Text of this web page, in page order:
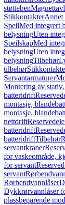
støtteben
StikkontakterAnnet
SpeilMed integrert
belysningUten
SpeilskapMed
belysningUten
belysningTilbehør
tilbehør
Servantarmaturer
Montering av
batteridrift
montasje,
montasje,
nettdrift
batteridrift
batteridriftTilbehør
servantkraner
for vaskeområde,
for servant
servant
Rørbendvannlåser
Dykkrørvannlåser
plassbeparende